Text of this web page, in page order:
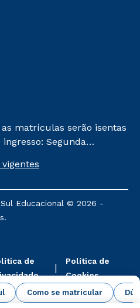
Como se matricular
matrículas serão isentas
Segunda
de matrícula será de R$
aos cursos: Ensino
Docência e Metodologia
Atuais.
Educacional © 2026 -
de
Política de
Cookies